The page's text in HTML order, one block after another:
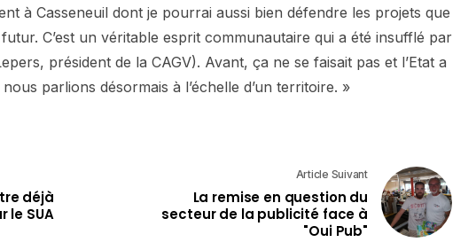
à Casseneuil dont je pourrai aussi bien défendre les projets que
C’est un véritable esprit communautaire qui a été insufflé par
président de la CAGV). Avant, ça ne se faisait pas et l’Etat a
parlions désormais à l’échelle d’un territoire. »
déjà
le SUA
Article Suivant
La remise en question du
secteur de la publicité face à
"Oui Pub"